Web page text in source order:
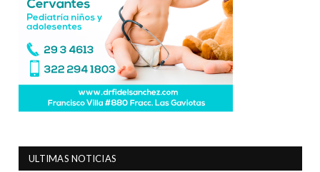
ULTIMAS NOTICIAS